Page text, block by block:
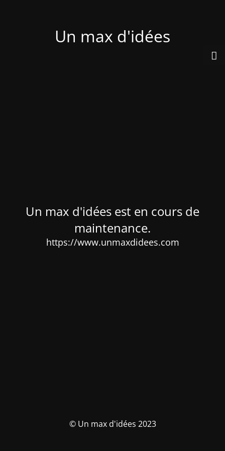
Un max d'idées
Un max d'idées est en cours de
maintenance.
https://www.unmaxdidees.com
© Un max d'idées 2023